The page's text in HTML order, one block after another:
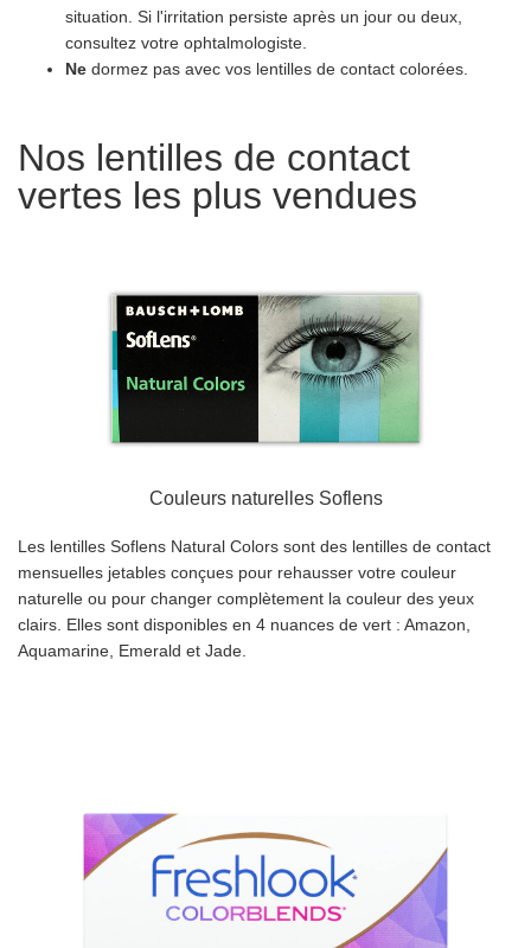
situation. Si l'irritation persiste après un jour ou deux,
consultez votre ophtalmologiste.
Ne dormez pas avec vos lentilles de contact colorées.
Nos lentilles de contact
vertes les plus vendues
Couleurs naturelles Soflens
Les lentilles Soflens Natural Colors sont des lentilles de contact
mensuelles jetables conçues pour rehausser votre couleur
naturelle ou pour changer complètement la couleur des yeux
clairs. Elles sont disponibles en 4 nuances de vert : Amazon,
Aquamarine, Emerald et Jade.